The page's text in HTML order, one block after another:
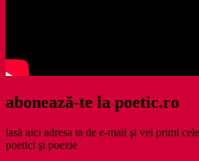
abonează-te la poetic.ro
lasă aici adresa ta de e-mail şi vei primi
poetici şi poezie